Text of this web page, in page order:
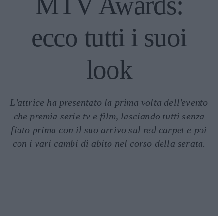
ecco tutti i suoi
look
L'attrice ha presentato la prima volta dell'evento
che premia serie tv e film, lasciando tutti senza
fiato prima con il suo arrivo sul red carpet e poi
con i vari cambi di abito nel corso della serata.